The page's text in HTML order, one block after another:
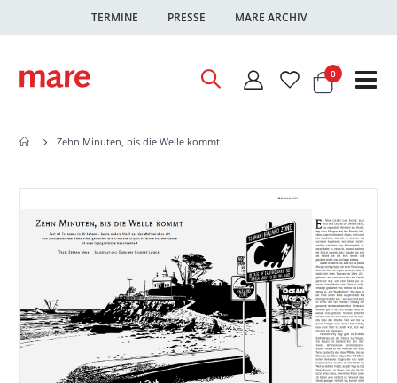
TERMINE PRESSE MARE ARCHIV
Warenkorb
0Artikel
Zehn Minuten, bis die Welle kommt
Ende
Anfang